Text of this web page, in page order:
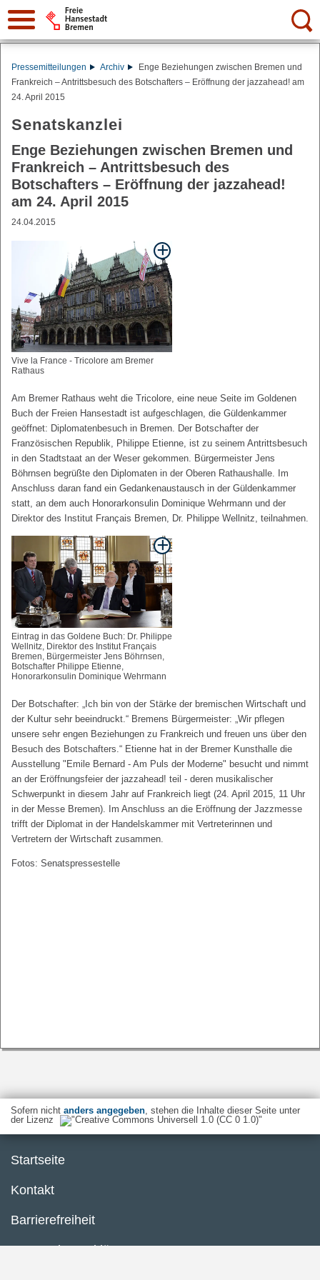
Suche:
Pressemitteilungen Archiv
Enge Beziehungen zwischen Bremen und
Frankreich – Antrittsbesuch des Botschafters – Eröffnung der jazzahead! am
24. April 2015
Senatskanzlei
Enge Beziehungen zwischen Bremen und
Frankreich – Antrittsbesuch des
Botschafters – Eröffnung der jazzahead!
am 24. April 2015
24.04.2015
Vive la France - Tricolore am Bremer
Rathaus
Am Bremer Rathaus weht die Tricolore, eine neue Seite im Goldenen
Buch der Freien Hansestadt ist aufgeschlagen, die Güldenkammer
geöffnet: Diplomatenbesuch in Bremen. Der Botschafter der
Französischen Republik, Philippe Etienne, ist zu seinem Antrittsbesuch
in den Stadtstaat an der Weser gekommen. Bürgermeister Jens
Böhrnsen begrüßte den Diplomaten in der Oberen Rathaushalle. Im
Anschluss daran fand ein Gedankenaustausch in der Güldenkammer
statt, an dem auch Honorarkonsulin Dominique Wehrmann und der
Direktor des Institut Français Bremen, Dr. Philippe Wellnitz, teilnahmen.
Eintrag in das Goldene Buch: Dr. Philippe
Wellnitz, Direktor des Institut Français
Bremen, Bürgermeister Jens Böhrnsen,
Botschafter Philippe Etienne,
Honorarkonsulin Dominique Wehrmann
Der Botschafter: „Ich bin von der Stärke der bremischen Wirtschaft und
der Kultur sehr beeindruckt.“ Bremens Bürgermeister: „Wir pflegen
unsere sehr engen Beziehungen zu Frankreich und freuen uns über den
Besuch des Botschafters.“ Etienne hat in der Bremer Kunsthalle die
Ausstellung "Emile Bernard - Am Puls der Moderne" besucht und nimmt
an der Eröffnungsfeier der jazzahead! teil - deren musikalischer
Schwerpunkt in diesem Jahr auf Frankreich liegt (24. April 2015, 11 Uhr
in der Messe Bremen). Im Anschluss an die Eröffnung der Jazzmesse
trifft der Diplomat in der Handelskammer mit Vertreterinnen und
Vertretern der Wirtschaft zusammen.
Fotos: Senatspressestelle
Sofern nicht anders angegeben, stehen die Inhalte dieser Seite unter
der Lizenz
Startseite
Kontakt
Barrierefreiheit
Datenschutzerklärung